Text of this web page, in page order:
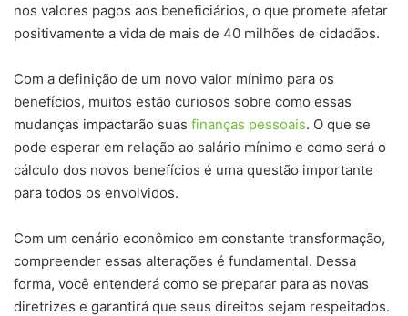
nos valores pagos aos beneficiários, o que promete afetar
positivamente a vida de mais de 40 milhões de cidadãos.
Com a definição de um novo valor mínimo para os
benefícios, muitos estão curiosos sobre como essas
mudanças impactarão suas finanças pessoais. O que se
pode esperar em relação ao salário mínimo e como será o
cálculo dos novos benefícios é uma questão importante
para todos os envolvidos.
Com um cenário econômico em constante transformação,
compreender essas alterações é fundamental. Dessa
forma, você entenderá como se preparar para as novas
diretrizes e garantirá que seus direitos sejam respeitados.